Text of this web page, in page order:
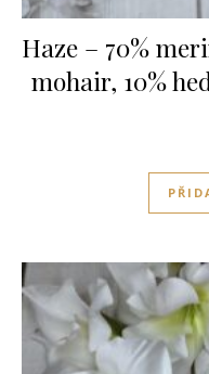
Haze – 70%
mohair, 10%